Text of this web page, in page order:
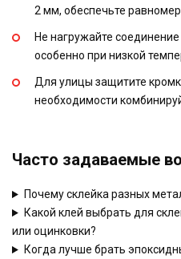
2 мм, обеспечьте
Не нагружайте
особенно при низкой
Для улицы защитите
необходимости
Часто задаваемые
Почему склейка разных
Какой клей выбрать для
или оцинковки?
Когда лучше брать